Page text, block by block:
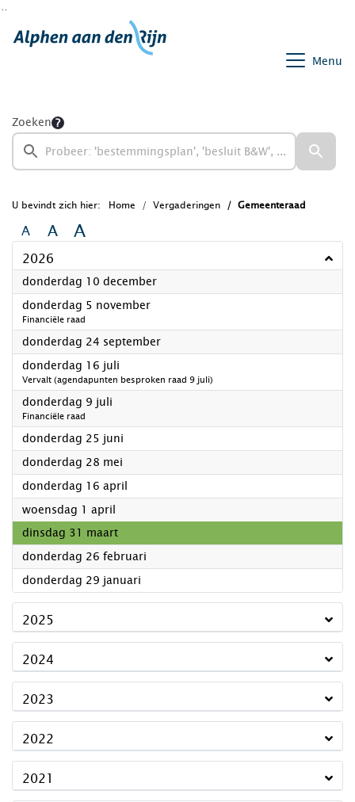
Ga naar de inhoud van deze pagina
Menu
Zoeken
U bevindt zich hier: Home Vergaderingen Gemeenteraad
A A A
2026
donderdag 10 december2026
donderdag 5 november2026
Financiële raad
donderdag 24 september2026
donderdag 16 juli
Vervalt (agendapunten besproken raad 9 juli)
donderdag 9 juli
Financiële raad
donderdag 25 juni
donderdag 28 mei
donderdag 16 april
woensdag 1 april
dinsdag 31 maart2026
donderdag 26 februari
donderdag 29 januari
2025
2024
2023
2022
2021